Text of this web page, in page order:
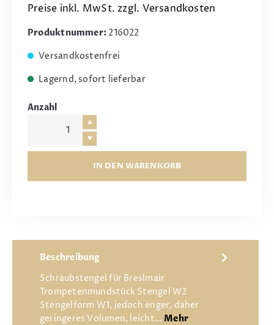
Preise inkl. MwSt. zzgl. Versandkosten
Produktnummer: 216022
Versandkostenfrei
Lagernd, sofort lieferbar
Anzahl
IN DEN WARENKORB
Beschreibung
Schraubstengel für Breslmair
Trompetenmundstück Stengel W2
Stengelform W1, jedoch enger, daher
geringeres Volumen, leicht… Mehr